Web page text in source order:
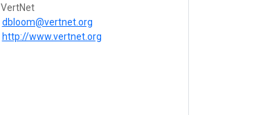
VertNet
dbloom@vertnet.org
http://www.vertnet.org